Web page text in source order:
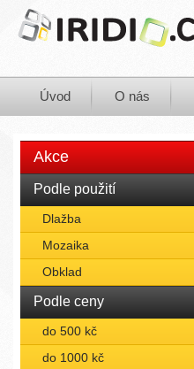
Úvod O nás
Akce
Podle použití
Dlažba
Mozaika
Obklad
Podle ceny
do 500 kč
do 1000 kč